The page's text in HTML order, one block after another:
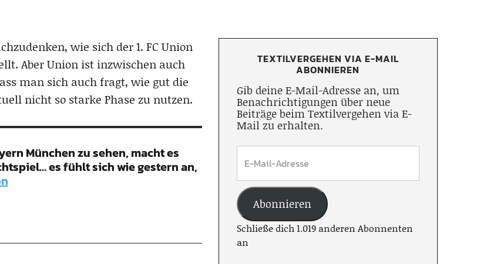
wie sich der 1. FC Union
Aber Union ist inzwischen auch
man sich auch fragt, wie gut die
nicht so starke Phase zu nutzen.
München zu sehen, macht es
es fühlt sich wie gestern an,
TEXTILVERGEHEN VIA E-MAIL
ABONNIEREN
Gib deine E-Mail-Adresse an, um
Benachrichtigungen über neue
Beiträge beim Textilvergehen via E-
Mail zu erhalten.
Abonnieren
Schließe dich 1.019 anderen Abonnenten
an